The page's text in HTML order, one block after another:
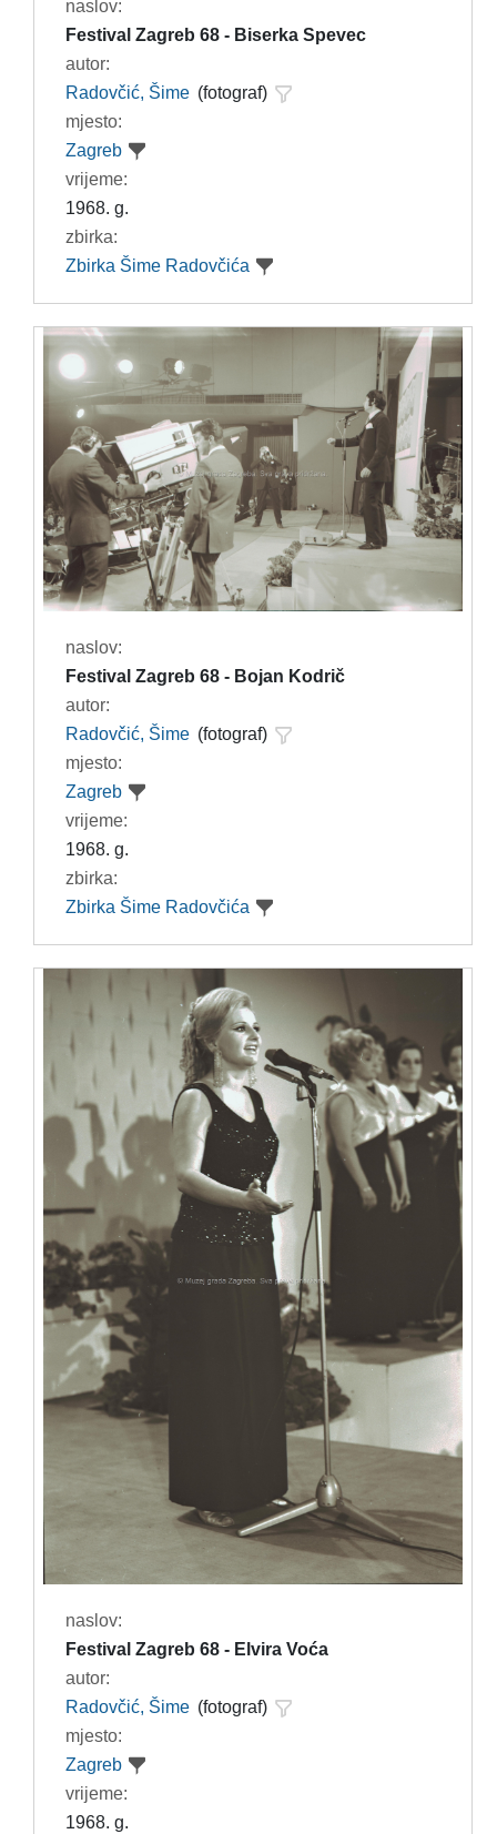
naslov:
Festival Zagreb 68 - Biserka Spevec
autor:
Radovčić, Šime (fotograf)
mjesto:
Zagreb
vrijeme:
1968. g.
zbirka:
Zbirka Šime Radovčića
naslov:
Festival Zagreb 68 - Bojan Kodrič
autor:
Radovčić, Šime (fotograf)
mjesto:
Zagreb
vrijeme:
1968. g.
zbirka:
Zbirka Šime Radovčića
naslov:
Festival Zagreb 68 - Elvira Voća
autor:
Radovčić, Šime (fotograf)
mjesto:
Zagreb
vrijeme:
1968. g.